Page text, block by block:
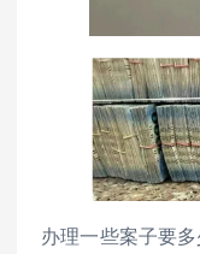
办理一些案子要